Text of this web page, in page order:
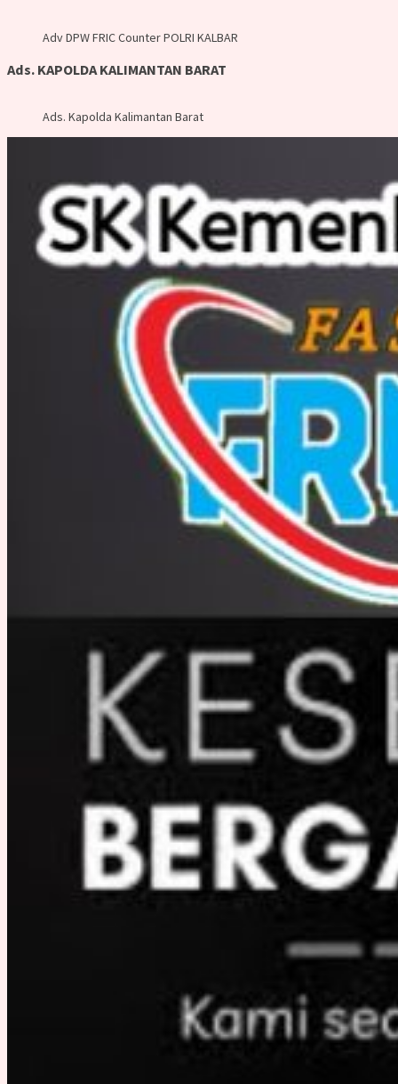
Adv DPW FRIC Counter POLRI KALBAR
Ads. KAPOLDA KALIMANTAN BARAT
Ads. Kapolda Kalimantan Barat